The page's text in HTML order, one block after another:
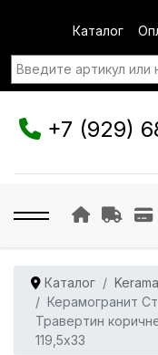
Каталог
+7 (929)
Каталог
Керамогранит
Травертин
119,5x33